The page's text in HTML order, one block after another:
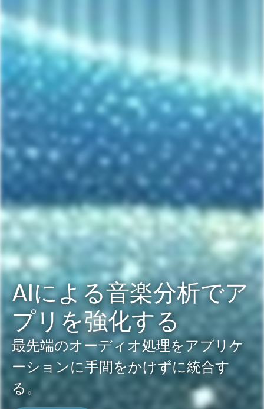
AIによる音楽分析でア
プリを強化する
最先端のオーディオ処理をアプリケ
ーションに手間をかけずに統合す
る。